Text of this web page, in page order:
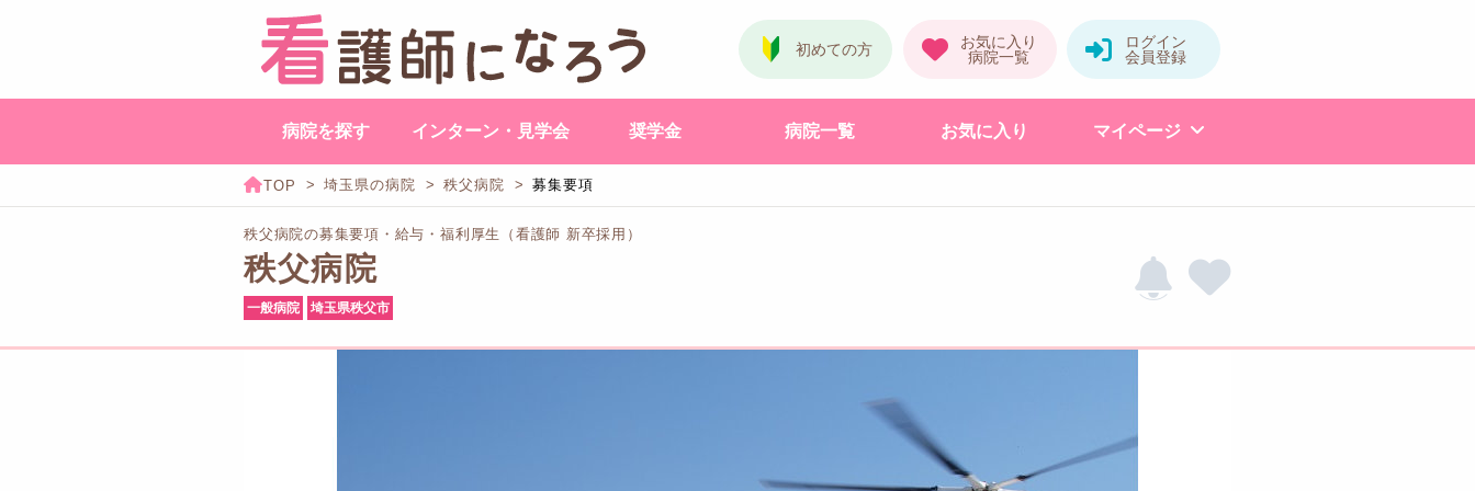
病院を探す インターン・見学会 奨学金 病院一覧 お気に入り マイページ
埼玉県の病院 秩父病院 募集要項
秩父病院の募集要項・給与・福利厚生（看護師 新卒採用）
秩父病院
一般病院 埼玉県秩父市